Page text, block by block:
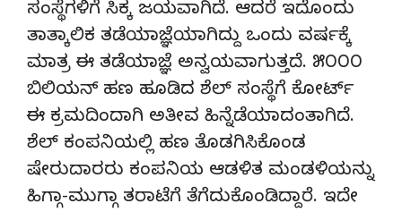
ಸಂಸ್ಥೆಗಳಿಗೆ ಸಿಕ್ಕ ಜಯವಾಗಿದೆ. ಆದರೆ ಇದೊಂದು
ತಾತ್ಕಾಲಿಕ ತಡೆಯಾಜ್ಞೆಯಾಗಿದ್ದು ಒಂದು ವರ್ಷಕ್ಕೆ
ಮಾತ್ರ ಈ ತಡೆಯಾಜ್ಞೆ ಅನ್ವಯವಾಗುತ್ತದೆ. ೫೦೦೦
ಬಿಲಿಯನ್ ಹಣ ಹೂಡಿದ ಶೆಲ್ ಸಂಸ್ಥೆಗೆ ಕೋರ್ಟ್
ಈ ಕ್ರಮದಿಂದಾಗಿ ಅತೀವ ಹಿನ್ನೆಡೆಯಾದಂತಾಗಿದೆ.
ಶೆಲ್ ಕಂಪನಿಯಲ್ಲಿ ಹಣ ತೊಡಗಿಸಿಕೊಂಡ
ಷೇರುದಾರರು ಕಂಪನಿಯ ಆಡಳಿತ ಮಂಡಳಿಯನ್ನು
ಹಿಗ್ಗಾ-ಮುಗ್ಗಾ ತರಾಟೆಗೆ ತೆಗೆದುಕೊಂಡಿದ್ದಾರೆ. ಇದೇ